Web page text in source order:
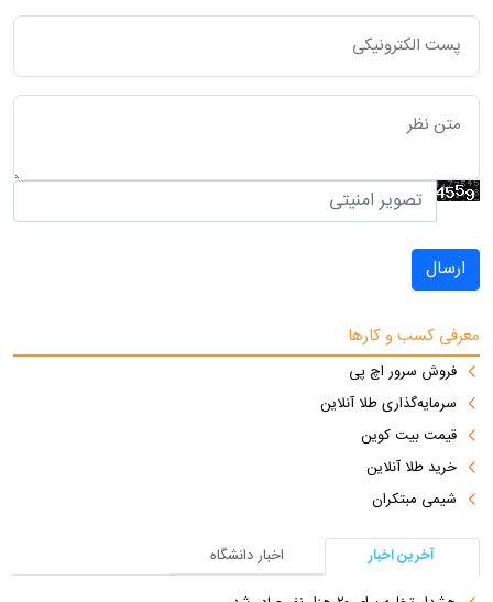
ارسال
معرفی کسب و کارها
فروش سرور اچ پی
سرمایه‌گذاری طلا آنلاین
قیمت بیت کوین
خرید طلا آنلاین
شیمی مبتکران
آخرین اخبار
اخبار دانشگاه